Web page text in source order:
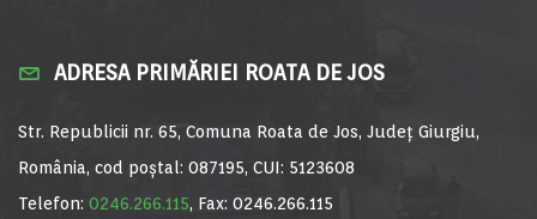
ADRESA PRIMĂRIEI ROATA DE JOS
Str. Republicii nr. 65, Comuna Roata de Jos, Județ Giurgiu,
România, cod poștal: 087195, CUI: 5123608
Telefon: 0246.266.115, Fax: 0246.266.115